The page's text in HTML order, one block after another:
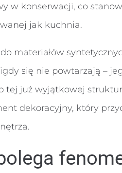
w konserwacji, co
jak kuchnia.
materiałów
się nie powtarzają –
tej już wyjątkowej
dekoracyjny, który